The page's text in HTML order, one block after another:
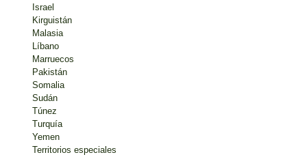
Israel
Kirguistán
Malasia
Líbano
Marruecos
Pakistán
Somalia
Sudán
Túnez
Turquía
Yemen
Territorios especiales